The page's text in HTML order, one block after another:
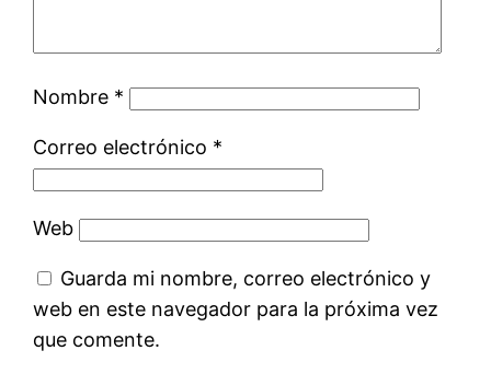
Nombre *
Correo electrónico *
Web
Guarda mi nombre, correo electrónico y
web en este navegador para la próxima vez
que comente.